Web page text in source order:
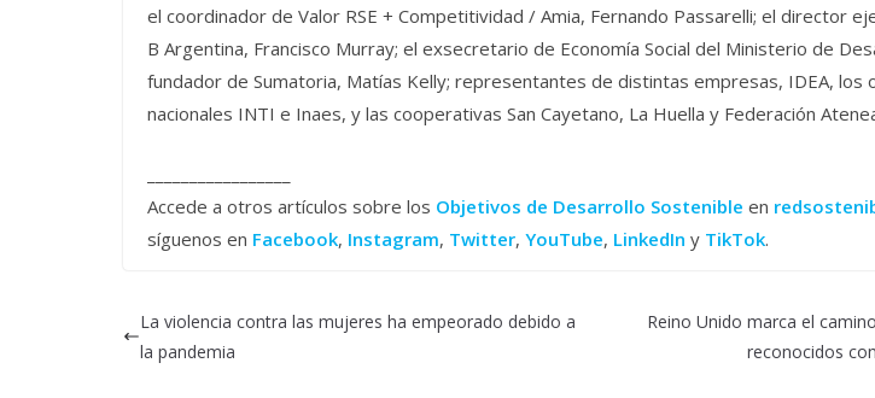
el coordinador de Valor RSE + Competitividad / Amia, Fernando Passarelli; el director
B Argentina, Francisco Murray; el exsecretario de Economía Social del Ministerio de
fundador de Sumatoria, Matías Kelly; representantes de distintas empresas, IDEA, los
nacionales INTI e Inaes, y las cooperativas San Cayetano, La Huella y Federación
Accede a otros artículos sobre los Objetivos de Desarrollo Sostenible en
síguenos en Facebook, Instagram, Twitter, YouTube, LinkedIn y TikTok.
La violencia contra las mujeres ha empeorado debido a
la pandemia
Reino Unido marca el
reconocidos